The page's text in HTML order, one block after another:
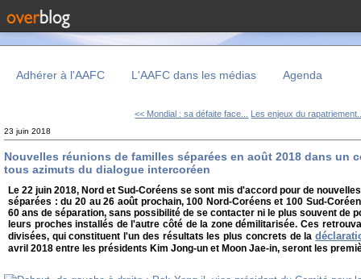
Adhérer à l'AAFC L'AAFC dans les médias Agenda
<< Mondial : sa défaite face... Les enjeux du
23 juin 2018
Nouvelles réunions de familles séparées en août 2018 dans un
tous azimuts du dialogue intercoréen
Le 22 juin 2018, Nord et Sud-Coréens se sont mis d'accord pour de
séparées : du 20 au 26 août prochain, 100 Nord-Coréens et 100 Sud-
60 ans de séparation, sans possibilité de se contacter ni le plus souvent de
leurs proches installés de l'autre côté de la zone démilitarisée. Ces
divisées, qui constituent l'un des résultats les plus concrets de la
avril 2018 entre les présidents Kim Jong-un et Moon Jae-in, seront les